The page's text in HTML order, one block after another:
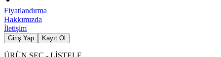
Fiyatlandırma
Hakkımızda
İletişim
Giriş Yap Kayıt Ol
ÜRÜN SEÇ - LİSTELE